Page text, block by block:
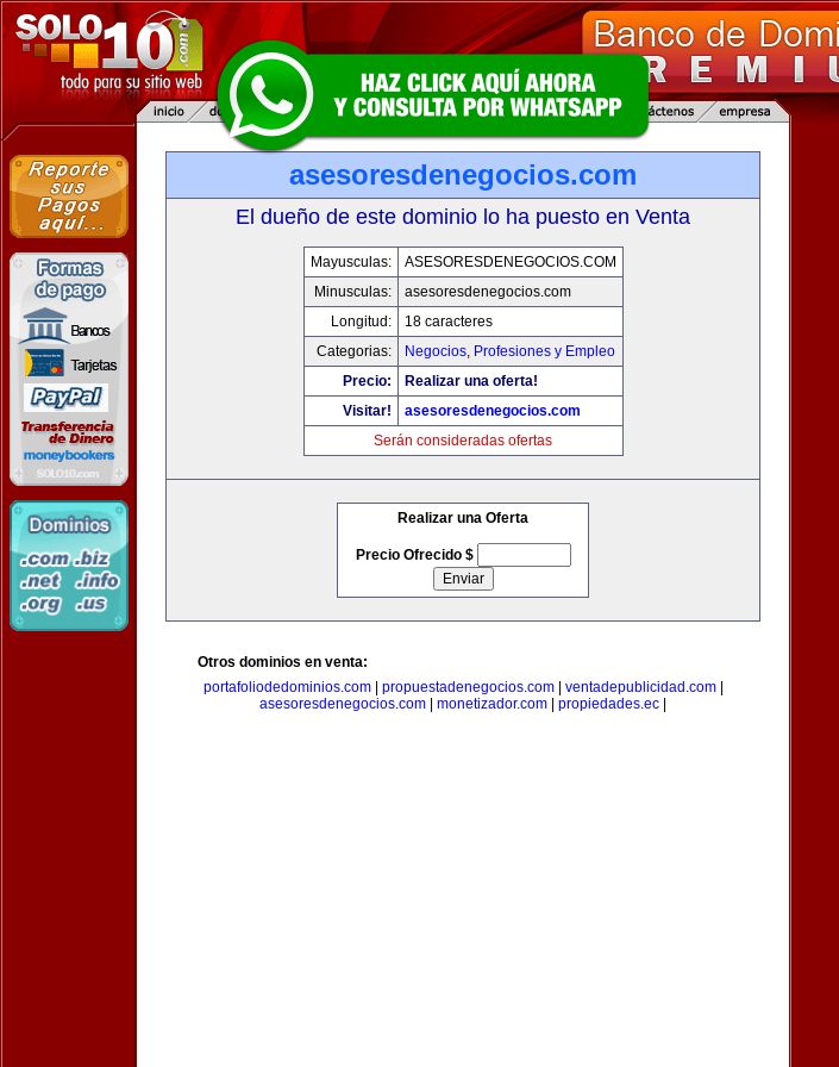
asesoresdenegocios.com
El dueño de este dominio lo ha puesto en Venta
Mayusculas:
ASESORESDENEGOCIOS.COM
Minusculas:
asesoresdenegocios.com
Longitud:
18 caracteres
Categorias:
Negocios, Profesiones y Empleo
Precio:
Realizar una oferta!
Visitar!
asesoresdenegocios.com
Serán consideradas ofertas
Realizar una Oferta
Precio Ofrecido $
Otros dominios en venta:
portafoliodedominios.com| propuestadenegocios.com| ventadepublicidad.com|
asesoresdenegocios.com
monetizador.com propiedades.ec